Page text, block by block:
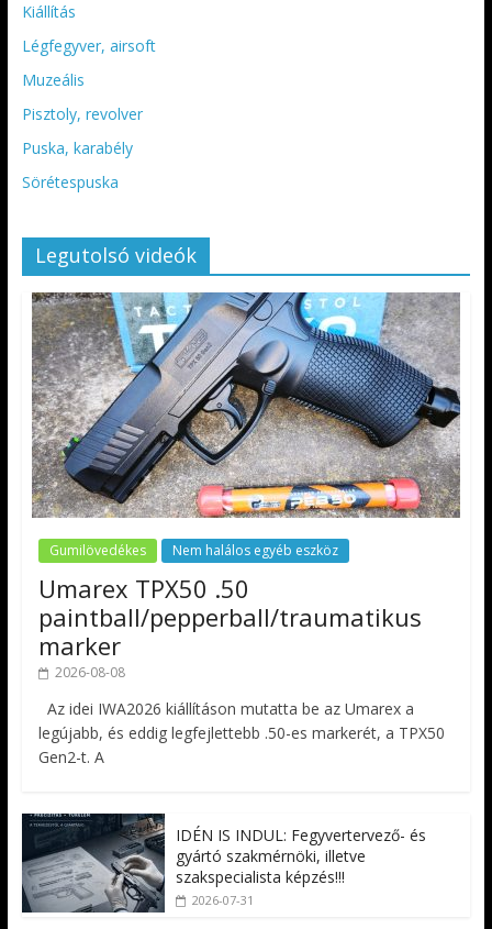
Kiállítás
Légfegyver, airsoft
Muzeális
Pisztoly, revolver
Puska, karabély
Sörétespuska
Legutolsó videók
Gumilövedékes Nem halálos egyéb eszköz
Umarex TPX50 .50
paintball/pepperball/traumatikus
marker
2026-08-08
Az idei IWA2026 kiállításon mutatta be az Umarex a
legújabb, és eddig legfejlettebb .50-es markerét, a TPX50
Gen2-t. A
IDÉN IS INDUL: Fegyvertervező- és
gyártó szakmérnöki, illetve
szakspecialista képzés!!!
2026-07-31